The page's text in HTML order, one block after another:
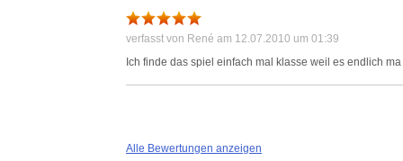
verfasst von René am 12.07.2010 um 01:39
Ich finde das spiel einfach mal klasse weil es endlich
Alle Bewertungen anzeigen